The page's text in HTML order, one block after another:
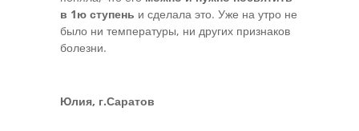
в 1ю ступень и сделала это. Уже на утро не
было ни температуры, ни других признаков
болезни.
Юлия, г.Саратов